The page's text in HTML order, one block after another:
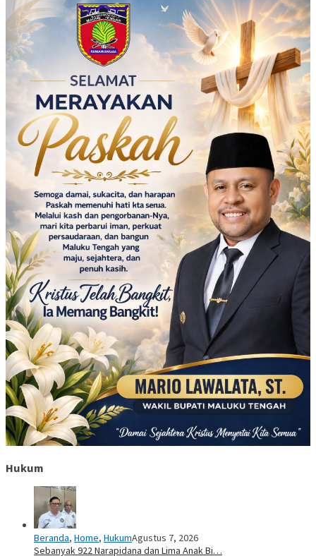
Hukum
Beranda, Home, HukumAgustus 7, 2026
Sebanyak 922 Narapidana dan Lima Anak Bi…